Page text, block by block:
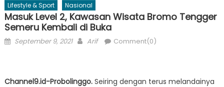
Lifestyle & Sport Nasional
Masuk Level 2, Kawasan Wisata Bromo Tengger
Semeru Kembali di Buka
Posted
September 9, 2021 Author
Arif Comment(0)
Channel9.id-Probolinggo.Seiring dengan terus melandainya